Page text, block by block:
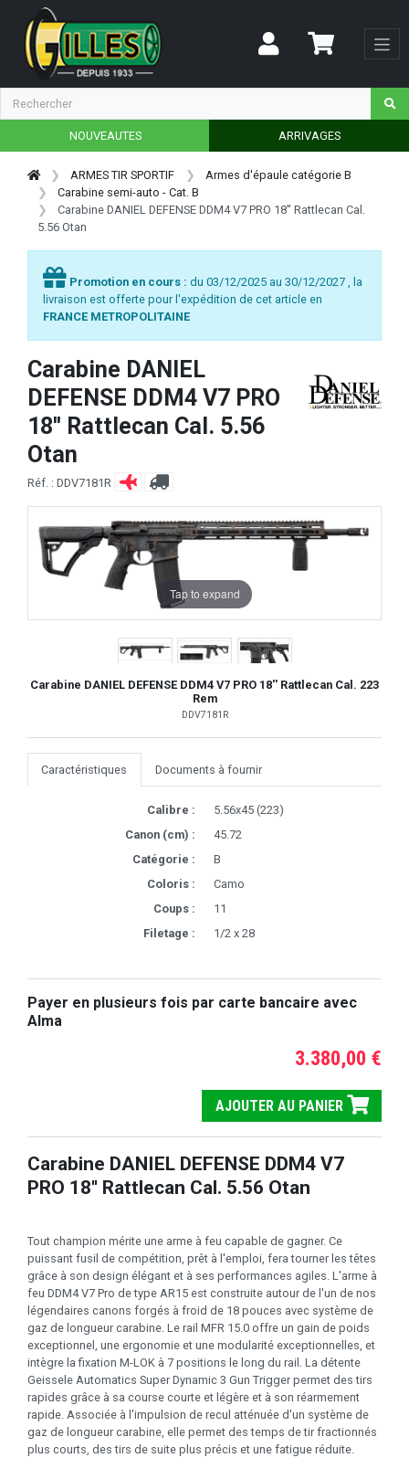
NOUVEAUTES ARRIVAGES
ARMES TIR SPORTIF
Armes d'épaule catégorie B
Carabine semi-auto - Cat. B
Carabine DANIEL DEFENSE DDM4 V7 PRO 18'' Rattlecan Cal.
5.56 Otan
Promotion en cours : du 03/12/2025 au 30/12/2027 , la
livraison est offerte pour l'expédition de cet article en
FRANCE METROPOLITAINE
Carabine DANIEL
DEFENSE DDM4 V7 PRO
18'' Rattlecan Cal. 5.56
Otan
Réf. : DDV7181R
Tap to expand
Carabine DANIEL DEFENSE DDM4 V7 PRO 18'' Rattlecan Cal. 223
Rem
DDV7181R
Caractéristiques Documents à fournir
Calibre :
5.56x45 (223)
Canon (cm) :
45.72
Catégorie :
B
Coloris :
Camo
Coups :
11
Filetage :
1/2 x 28
Payer en plusieurs fois par carte bancaire avec
Alma
3.380,00 €
AJOUTER AU PANIER
Carabine DANIEL DEFENSE DDM4 V7
PRO 18'' Rattlecan Cal. 5.56 Otan
Tout champion mérite une arme à feu capable de gagner. Ce
puissant fusil de compétition, prêt à l'emploi, fera tourner les têtes
grâce à son design élégant et à ses performances agiles. L'arme à
feu DDM4 V7 Pro de type AR15 est construite autour de l'un de nos
légendaires canons forgés à froid de 18 pouces avec système de
gaz de longueur carabine. Le rail MFR 15.0 offre un gain de poids
exceptionnel, une ergonomie et une modularité exceptionnelles, et
intègre la fixation M-LOK à 7 positions le long du rail. La détente
Geissele Automatics Super Dynamic 3 Gun Trigger permet des tirs
rapides grâce à sa course courte et légère et à son réarmement
rapide. Associée à l'impulsion de recul atténuée d'un système de
gaz de longueur carabine, elle permet des temps de tir fractionnés
plus courts, des tirs de suite plus précis et une fatigue réduite.